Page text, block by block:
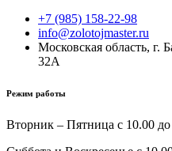
+7 (985) 158-22-98
info@zolotojmaster.ru
Московская область, г.
32А
Режим работы
Вторник – Пятница с 10.00